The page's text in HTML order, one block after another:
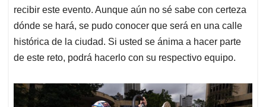
recibir este evento. Aunque aún no sé sabe con certeza
dónde se hará, se pudo conocer que será en una calle
histórica de la ciudad. Si usted se ánima a hacer parte
de este reto, podrá hacerlo con su respectivo equipo.